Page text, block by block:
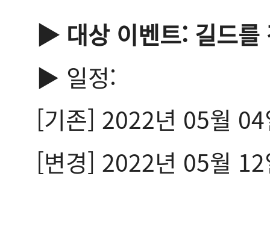
▶ 대상 이벤트: 길드를
▶ 일정:
[기존] 2022년 05월
[변경] 2022년 05월